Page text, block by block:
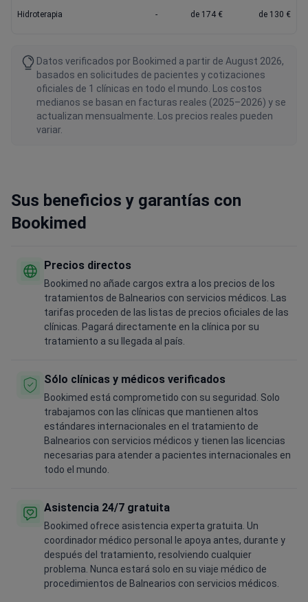
Hidroterapia - de 174 € de 130 €
Datos verificados por Bookimed a partir de August 2026,
basados en solicitudes de pacientes y cotizaciones
oficiales de 1 clínicas en todo el mundo. Los costos
medianos se basan en facturas reales (2025–2026) y se
actualizan mensualmente. Los precios reales pueden
variar.
Sus beneficios y garantías con
Bookimed
Precios directos
Bookimed no añade cargos extra a los precios de los
tratamientos de Balnearios con servicios médicos. Las
tarifas proceden de las listas de precios oficiales de las
clínicas. Pagará directamente en la clínica por su
tratamiento a su llegada al país.
Sólo clínicas y médicos verificados
Bookimed está comprometido con su seguridad. Solo
trabajamos con las clínicas que mantienen altos
estándares internacionales en el tratamiento de
Balnearios con servicios médicos y tienen las licencias
necesarias para atender a pacientes internacionales en
todo el mundo.
Asistencia 24/7 gratuita
Bookimed ofrece asistencia experta gratuita. Un
coordinador médico personal le apoya antes, durante y
después del tratamiento, resolviendo cualquier
problema. Nunca estará solo en su viaje médico de
procedimientos de Balnearios con servicios médicos.